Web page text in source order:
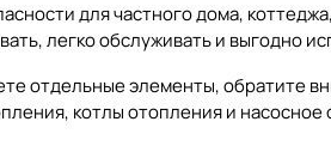
для частного дома,
легко обслуживать и выгодно
отдельные элементы, обратите
, котлы отопленияи насосное